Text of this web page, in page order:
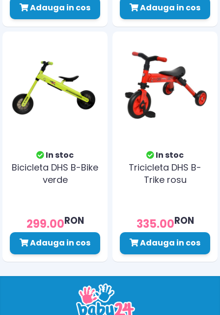
Adauga in cos Adauga in cos
In stoc
Bicicleta DHS B-Bike
verde
299.00RON
Adauga in cos
In stoc
Tricicleta DHS B-
Trike rosu
335.00RON
Adauga in cos